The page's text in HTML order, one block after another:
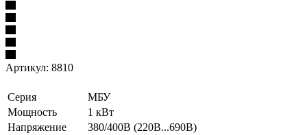
Артикул: 8810
Серия
МБУ
Мощность
1 кВт
Напряжение
380/400В (220В...690В)